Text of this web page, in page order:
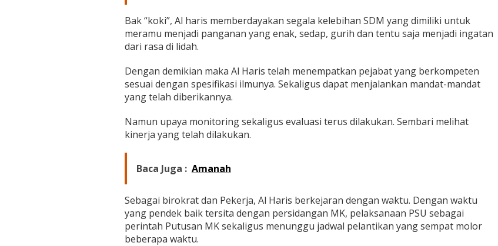
Bak “koki”, Al haris memberdayakan segala kelebihan SDM yang dimiliki untuk
meramu menjadi panganan yang enak, sedap, gurih dan tentu saja menjadi ingatan
dari rasa di lidah.
Dengan demikian maka Al Haris telah menempatkan pejabat yang berkompeten
sesuai dengan spesifikasi ilmunya. Sekaligus dapat menjalankan mandat-mandat
yang telah diberikannya.
Namun upaya monitoring sekaligus evaluasi terus dilakukan. Sembari melihat
kinerja yang telah dilakukan.
Baca Juga : Amanah
Sebagai birokrat dan Pekerja, Al Haris berkejaran dengan waktu. Dengan waktu
yang pendek baik tersita dengan persidangan MK, pelaksanaan PSU sebagai
perintah Putusan MK sekaligus menunggu jadwal pelantikan yang sempat molor
beberapa waktu.